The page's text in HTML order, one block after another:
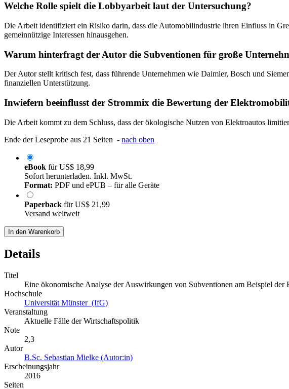
Welche Rolle spielt die Lobbyarbeit laut der Untersuchung?
Die Arbeit identifiziert ein Risiko darin, dass die Automobilindustrie ihren Einfluss in
gemeinnützige Interessen hinausgehen.
Warum hinterfragt der Autor die Subventionen für große
Der Autor stellt kritisch fest, dass führende Unternehmen wie Daimler, Bosch und
finanziellen Unterstützung.
Inwiefern beeinflusst der Strommix die Bewertung der
Die Arbeit kommt zu dem Schluss, dass der ökologische Nutzen von Elektroautos
Ende der Leseprobe aus 21 Seiten - nach oben
eBook fürUS$ 18,99
Sofort herunterladen. Inkl. MwSt.
Format: PDF und ePUB – für alle Geräte
Paperback fürUS$ 21,99
Versand weltweit
In den Warenkorb
Details
Titel
Eine ökonomische Analyse der Auswirkungen von Subventionen am Beispiel der
Hochschule
Universität Münster (IfG)
Veranstaltung
Aktuelle Fälle der Wirtschaftspolitik
Note
2,3
Autor
B.Sc. Sebastian Mielke (Autor:in)
Erscheinungsjahr
2016
Seiten